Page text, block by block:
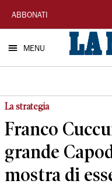
La
Nuova
Sardegna
ABBONATI
MENU
La strategia
Franco
grande
mostra di